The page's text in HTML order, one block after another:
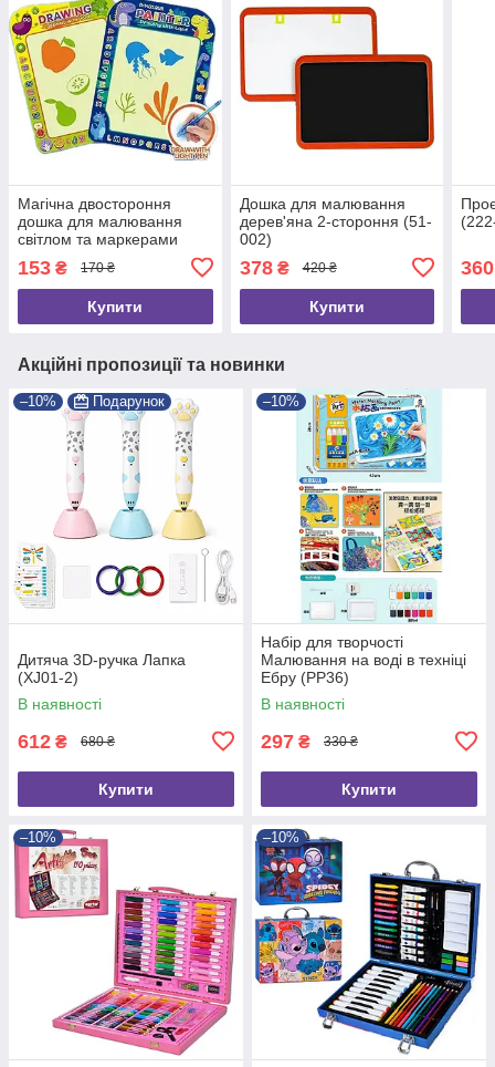
Магічна двостороння
дошка для малювання
світлом та маркерами
153 ₴ 170 ₴
Купити
Дошка для малювання
дерев'яна 2-стороння (51-
002)
378₴ 420 ₴
Купити
360
Акційні пропозиції та новинки
–10% Подарунок
Дитяча 3D-ручка Лапка
(XJ01-2)
В наявності
612 ₴ 680 ₴
Купити
–10%
Набір для творчості
Малювання на воді в техніці
Ебру (PP36)
В наявності
297 ₴ 330 ₴
Купити
–10% –10%